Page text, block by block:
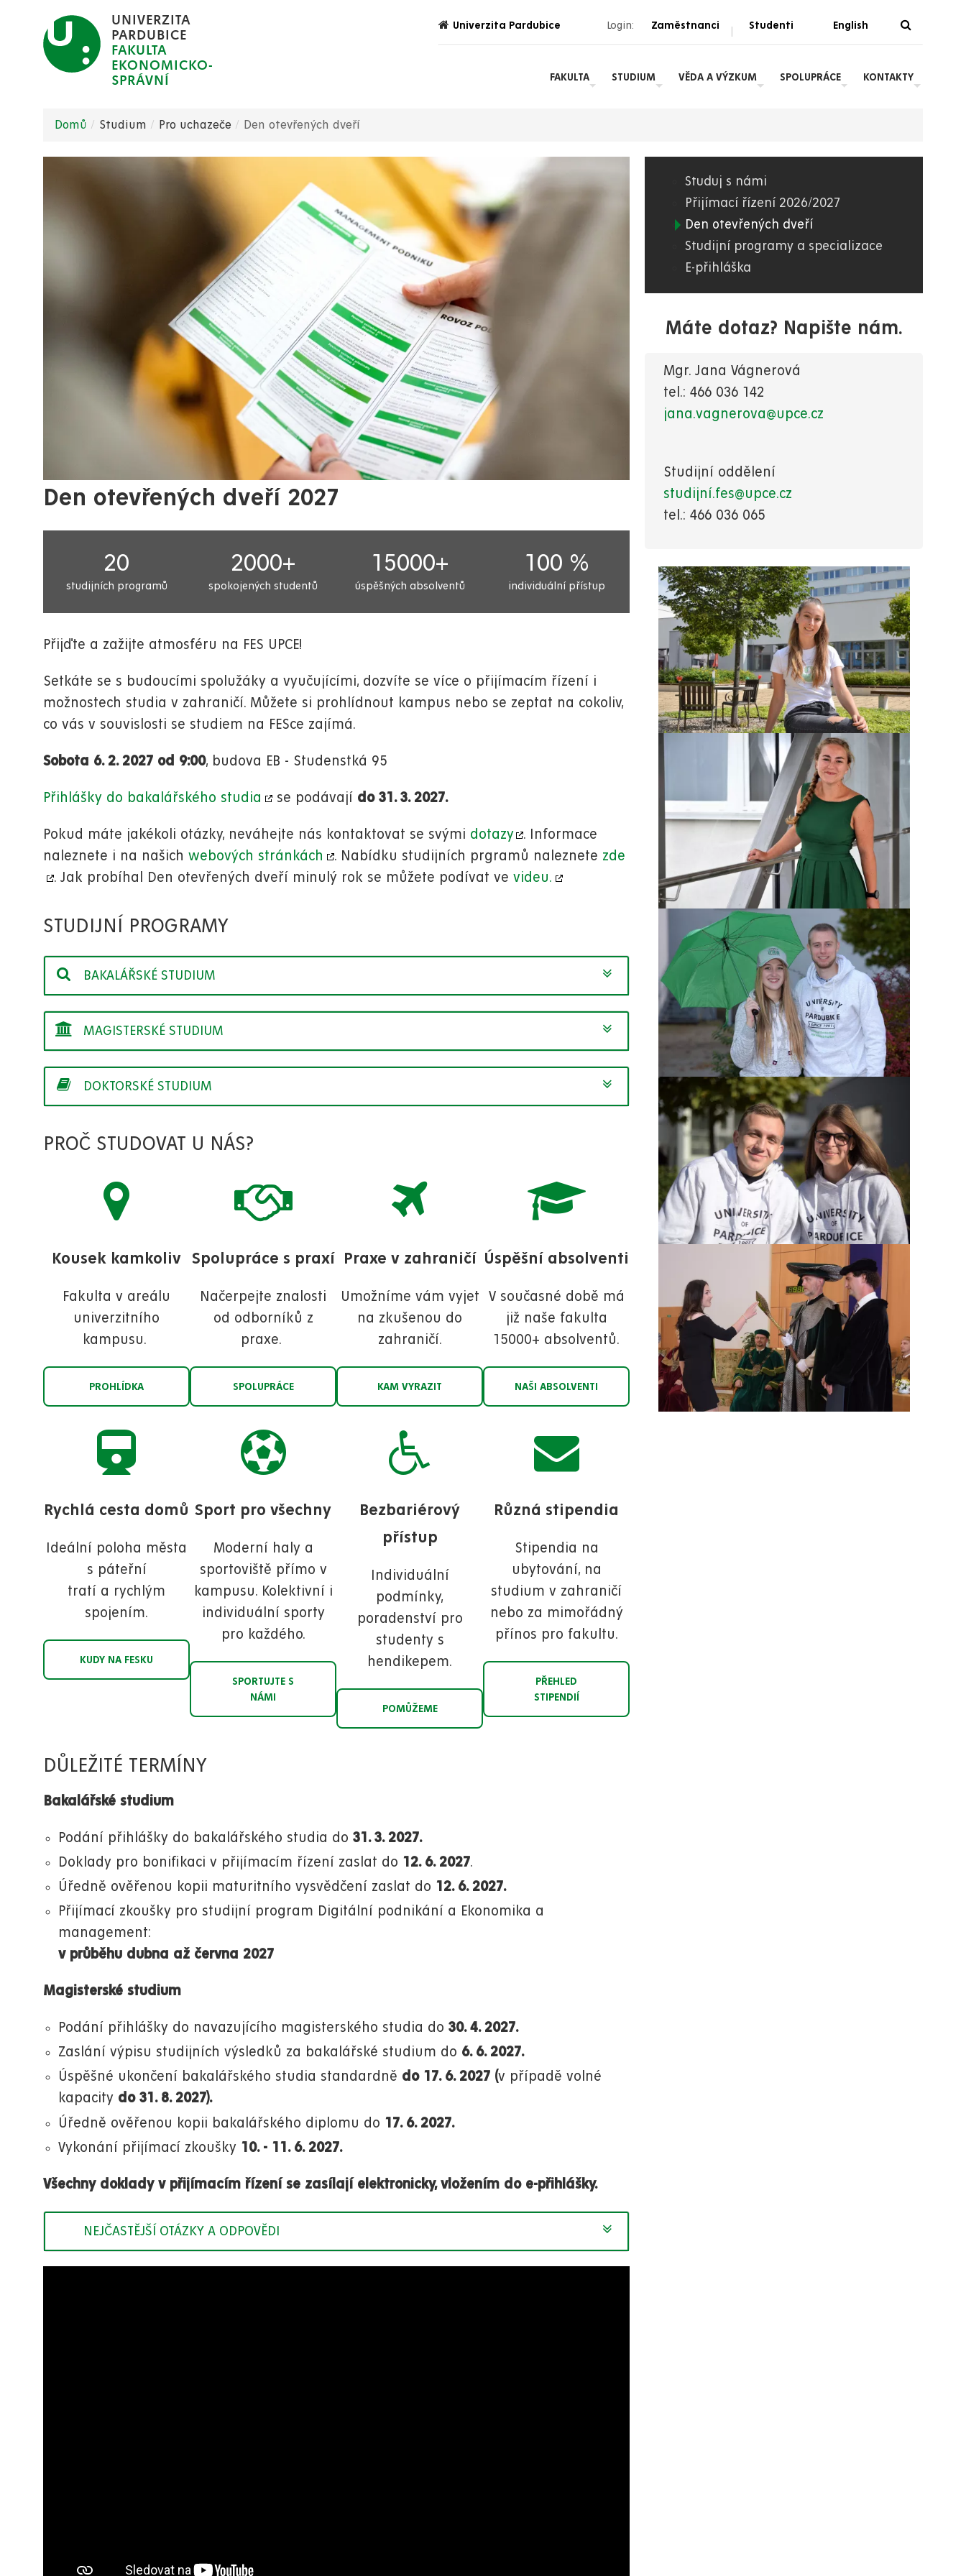
hlavnímu
UNIVERZITA
PARDUBICE
FAKULTA
EKONOMICKO-
SPRÁVNÍ
Univerzita Pardubice Login: Zaměstnanci | Studenti English
FAKULTA STUDIUM VĚDA A VÝZKUM SPOLUPRÁCE KONTAKTY
navigace
Domů Studium Pro uchazeče Den otevřených dveří
Den otevřených dveří 2027
20
studijních programů
2000+
spokojených studentů
15000+
úspěšných absolventů
100 %
individuální přístup
Přijďte a zažijte atmosféru na FES UPCE!
Setkáte se s budoucími spolužáky a vyučujícími, dozvíte se více o přijímacím řízení i
možnostech studia v zahraničí. Můžete si prohlídnout kampus nebo se zeptat na cokoliv,
co vás v souvislosti se studiem na FESce zajímá.
Sobota 6. 2. 2027 od 9:00, budova EB - Studenstká 95
Přihlášky do bakalářského studia se podávají do 31. 3. 2027.
Pokud máte jakékoli otázky, neváhejte nás kontaktovat se svými dotazy
. Informace
naleznete i na našich webových stránkách . Nabídku studijních prgramů naleznete zde
. Jak probíhal Den otevřených dveří minulý rok se můžete podívat ve videu.
STUDIJNÍ PROGRAMY
BAKALÁŘSKÉ STUDIUM
MAGISTERSKÉ STUDIUM
DOKTORSKÉ STUDIUM
PROČ STUDOVAT U NÁS?
Kousek kamkoliv
Fakulta v areálu
univerzitního
kampusu.
PROHLÍDKA
Spolupráce s praxí
Načerpejte znalosti
od odborníků z
praxe.
SPOLUPRÁCE
Praxe v zahraničí
Umožníme vám vyjet
na zkušenou do
zahraničí.
KAM VYRAZIT
Úspěšní absolventi
V současné době má
již naše fakulta
15000+ absolventů.
NAŠI ABSOLVENTI
Rychlá cesta domů
Ideální poloha města
s páteřní
tratí a rychlým
spojením.
KUDY NA FESKU
Sport pro všechny
Moderní haly a
sportoviště přímo v
kampusu. Kolektivní i
individuální sporty
pro každého.
SPORTUJTE S
NÁMI
Bezbariérový
přístup
Individuální
podmínky,
poradenství pro
studenty s
hendikepem.
POMŮŽEME
Různá stipendia
Stipendia na
ubytování, na
studium v zahraničí
nebo za mimořádný
přínos pro fakultu.
PŘEHLED
STIPENDIÍ
DŮLEŽITÉ TERMÍNY
Bakalářské studium
Podání přihlášky do bakalářského studia do 31. 3. 2027.
Doklady pro bonifikaci v přijímacím řízení zaslat do 12. 6. 2027.
Úředně ověřenou kopii maturitního vysvědčení zaslat do 12. 6. 2027.
Přijímací zkoušky pro studijní program Digitální podnikání a Ekonomika a
management:
v průběhu dubna až června 2027
Magisterské studium
Podání přihlášky do navazujícího magisterského studia do 30. 4. 2027.
Zaslání výpisu studijních výsledků za bakalářské studium do 6. 6. 2027.
Úspěšné ukončení bakalářského studia standardně do 17. 6. 2027 (v případě volné
kapacity do 31. 8. 2027).
Úředně ověřenou kopii bakalářského diplomu do 17. 6. 2027.
Vykonání přijímací zkoušky 10. - 11. 6. 2027.
Všechny doklady v přijímacím řízení se zasílají elektronicky, vložením do e-přihlášky.
NEJČASTĚJŠÍ OTÁZKY A ODPOVĚDI
03.
FES
Studuj s námi
Přijímací řízení 2026/2027
Den otevřených dveří
Studijní programy a specializace
E-přihláška
Máte dotaz? Napište nám.
Mgr. Jana Vágnerová
tel.: 466 036 142
jana.vagnerova@upce.cz
Studijní oddělení
studijní.fes@upce.cz
tel.: 466 036 065